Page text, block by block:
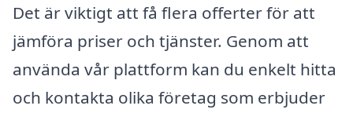
Det är viktigt att få flera offerter för att
jämföra priser och tjänster. Genom att
använda vår plattform kan du enkelt hitta
och kontakta olika företag som erbjuder